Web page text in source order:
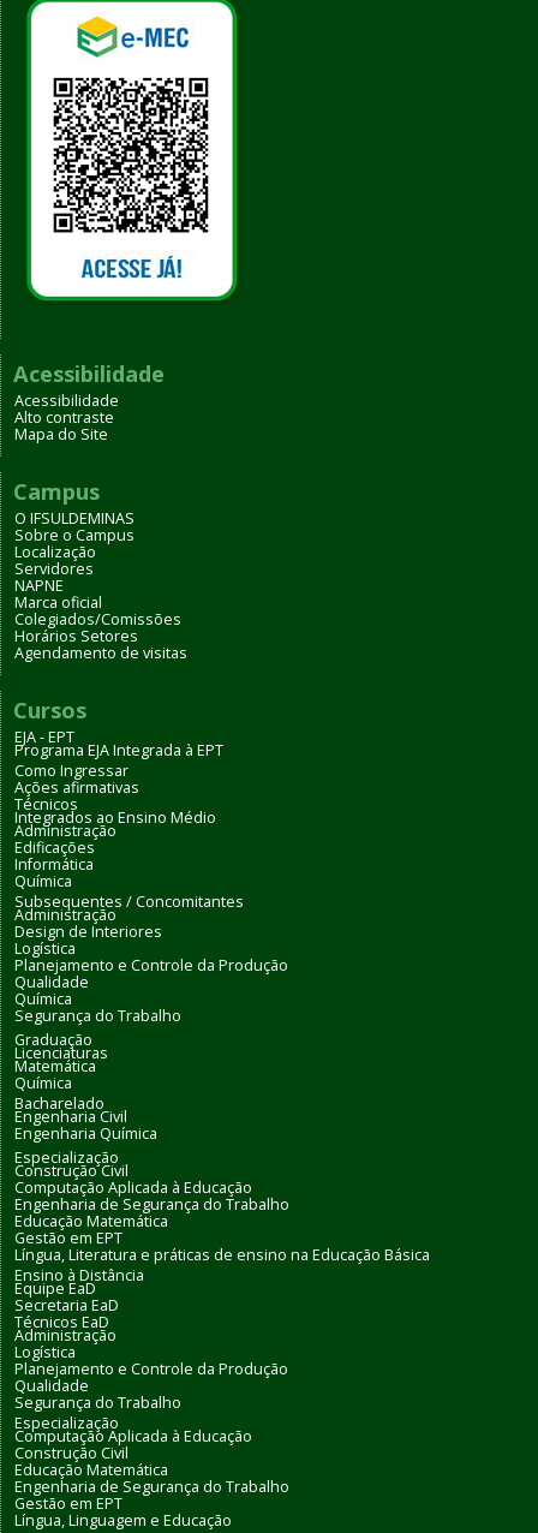
Acessibilidade
Acessibilidade
Alto contraste
Mapa do Site
Campus
O IFSULDEMINAS
Sobre o Campus
Localização
Servidores
NAPNE
Marca oficial
Colegiados/Comissões
Horários Setores
Agendamento de visitas
Cursos
EJA - EPT
Programa EJA Integrada à EPT
Como Ingressar
Ações afirmativas
Técnicos
Integrados ao Ensino Médio
Administração
Edificações
Informática
Química
Subsequentes / Concomitantes
Administração
Design de Interiores
Logística
Planejamento e Controle da Produção
Qualidade
Química
Segurança do Trabalho
Graduação
Licenciaturas
Matemática
Química
Bacharelado
Engenharia Civil
Engenharia Química
Especialização
Construção Civil
Computação Aplicada à Educação
Engenharia de Segurança do Trabalho
Educação Matemática
Gestão em EPT
Língua, Literatura e práticas de ensino na Educação Básica
Ensino à Distância
Equipe EaD
Secretaria EaD
Técnicos EaD
Administração
Logística
Planejamento e Controle da Produção
Qualidade
Segurança do Trabalho
Especialização
Computação Aplicada à Educação
Construção Civil
Educação Matemática
Engenharia de Segurança do Trabalho
Gestão em EPT
Língua, Linguagem e Educação